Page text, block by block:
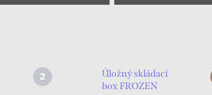
Frozen
Frozen
Úložný skládací
box FROZEN